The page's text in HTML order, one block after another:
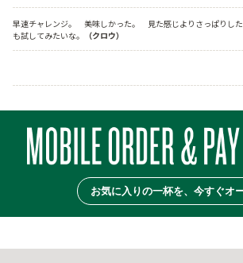
早速チャレンジ。　美味しかった。　見た感じよりさっぱりし
も試してみたいな。
（クロウ）
お気に入りの一杯を、今すぐオ